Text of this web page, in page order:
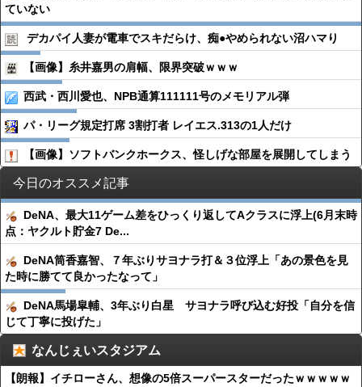
ていない
デカパイ人妻が電車でスキだらけ、痴●︎やめられない沼ハマり
【画像】糸井嘉男の肩幅、限界突破ｗｗｗ
西武・西川愛也、NPB通算111111号のメモリアル弾
パ・リーグ規定打席 3割打者 レイエス.313の1人だけ
【画像】ソフトバンクホークス、怪しげな部屋を展開してしまう
今日のオススメ記事
DeNA、最大11ゲーム差をひっくり返してAクラスに浮上(6月末時
点：ヤクルト貯金7 De...
DeNA筒香嘉智、７年ぶりサヨナラ打＆３位浮上「あの景色を見
た時に勝てて良かったなって」
DeNA馬場皐輔、3年ぶり白星 サヨナラ呼び込む好投「自分を信
じて丁寧に投げた」
なんじぇいスタジアム
【朗報】イチローさん、想像の5倍スーパースターだったｗｗｗｗｗ